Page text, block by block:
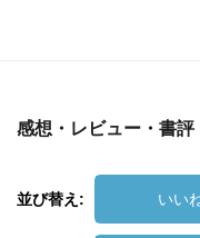
感想・レビュー・書評
並び替え: いい